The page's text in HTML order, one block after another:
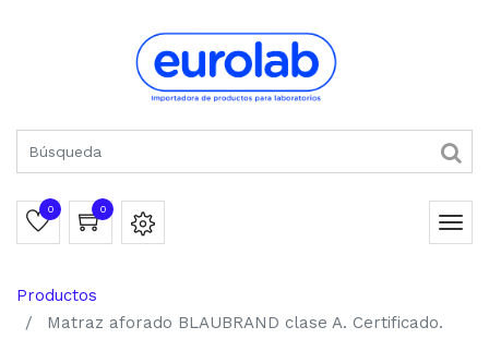
0 0
Productos
Matraz aforado BLAUBRAND clase A. Certificado.